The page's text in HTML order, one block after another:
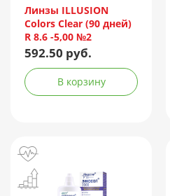
Линзы ILLUSION
Colors Clear (90 дней)
R 8.6 -5,00 №2
592.50 руб.
В корзину